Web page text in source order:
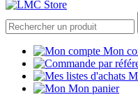
Mon
Mon panier